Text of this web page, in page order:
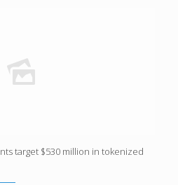
target $530 million in tokenized